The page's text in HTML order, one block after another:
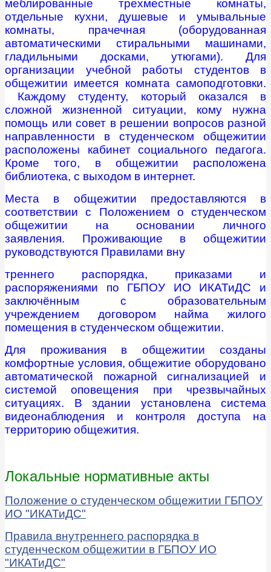
меблированные трехместные комнаты,
отдельные кухни, душевые и умывальные
комнаты, прачечная (оборудованная
автоматическими стиральными машинами,
гладильными досками, утюгами). Для
организации учебной работы студентов в
общежитии имеется комната самоподготовки.
Каждому студенту, который оказался в
сложной жизненной ситуации, кому нужна
помощь или совет в решении вопросов разной
направленности в студенческом общежитии
расположены кабинет социального педагога.
Кроме того, в общежитии расположена
библиотека, с выходом в интернет.
Места в общежитии предоставляются в
соответствии с Положением о студенческом
общежитии на основании личного
заявления. Проживающие в общежитии
руководствуются Правилами вну
треннего распорядка, приказами и
распоряжениями по ГБПОУ ИО ИКАТиДС и
заключённым с образовательным
учреждением договором найма жилого
помещения в студенческом общежитии.
Для проживания в общежитии созданы
комфортные условия, общежитие оборудовано
автоматической пожарной сигнализацией и
системой оповещения при чрезвычайных
ситуациях. В здании установлена система
видеонаблюдения и контроля доступа на
территорию общежития.
Локальные нормативные акты
Положение о студенческом общежитии ГБПОУ
ИО "ИКАТиДС"
Правила внутреннего распорядка в
студенческом общежитии в ГБПОУ ИО
"ИКАТиДС"